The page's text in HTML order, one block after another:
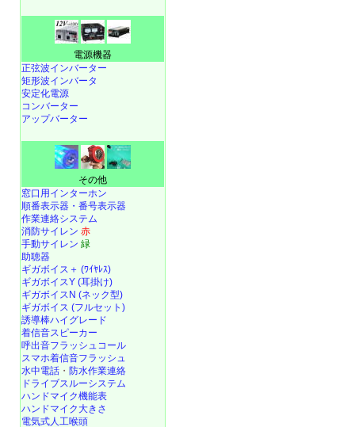
電源機器
正弦波インバーター
矩形波インバータ
安定化電源
コンバーター
アップバーター
その他
窓口用インターホン
順番表示器・番号表示器
作業連絡システム
消防サイレン 赤
手動サイレン 緑
助聴器
ギガボイス＋ (ﾜｲﾔﾚｽ)
ギガボイスY (耳掛け)
ギガボイスN (ネック型)
ギガボイス (フルセット)
誘導棒ハイグレード
着信音スピーカー
呼出音フラッシュコール
スマホ着信音フラッシュ
水中電話 ・ 防水作業連絡
ドライブスルーシステム
ハンドマイク機能表
ハンドマイク大きさ
電気式人工喉頭